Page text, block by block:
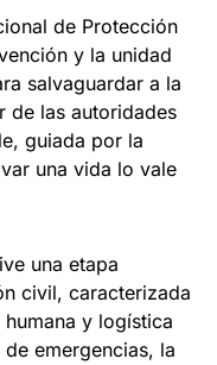
de Protección
y la unidad
salvaguardar a la
de las autoridades
guiada por la
una vida lo vale
una etapa
civil, caracterizada
y logística
emergencias, la